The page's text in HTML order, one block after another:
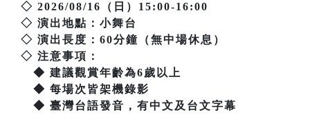
◇ 2026/08/16（日）15:00-16:00
◇ 演出地點：小舞台
◇ 演出長度：60分鐘（無中場休息）
◇ 注意事項：
◆ 建議觀賞年齡為6歲以上
◆ 每場次皆架機錄影
◆ 臺灣台語發音，有中文及台文字幕